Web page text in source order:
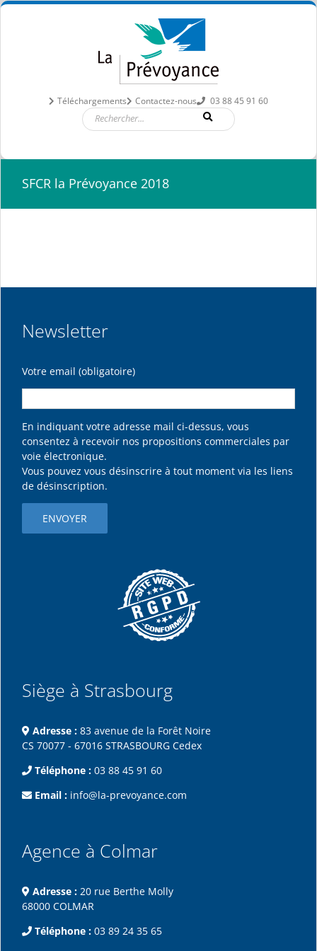
Passer
Téléchargements Contactez-nous 03 88 45 91 60
SFCR la Prévoyance 2018
Newsletter
Votre email (obligatoire)
En indiquant votre adresse mail ci-dessus, vous
consentez à recevoir nos propositions commerciales par
voie électronique.
Vous pouvez vous désinscrire à tout moment via les liens
de désinscription.
Siège à Strasbourg
Adresse : 83 avenue de la Forêt Noire
CS 70077 - 67016 STRASBOURG Cedex
Téléphone : 03 88 45 91 60
Email : info@la-prevoyance.com
Agence à Colmar
Adresse : 20 rue Berthe Molly
68000 COLMAR
Téléphone : 03 89 24 35 65